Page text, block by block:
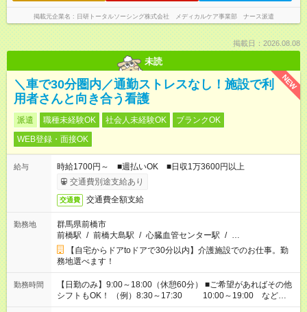
掲載元企業名 日研トータルソーシング株式会社 メディカルケア事業部 ナース派遣
掲載日：2026.08.08
未読
NEW
＼車で30分圏内／通勤ストレスなし！施設で利
用者さんと向き合う看護
派遣 職種未経験OK 社会人未経験OK
ブランクOK
WEB登録・面接OK
給与
時給1700円～ ■週払いOK ■日収1万3600円以上
交通費別途支給あり
交通費 交通費全額支給
勤務地
群馬県前橋市
前橋駅 / 前橋大島駅 / 心臓血管センター駅 / …
【自宅からドアtoドアで30分以内】介護施設でのお仕事。勤
務地選べます！
勤務時間
【日勤のみ】9:00～18:00（休憩60分） ■ご希望があればその他
シフトもOK！ （例）8:30～17:30 10:00～19:00 など
「家族とお休みを合わせたい」 「余裕を持って夕飯の準備がし